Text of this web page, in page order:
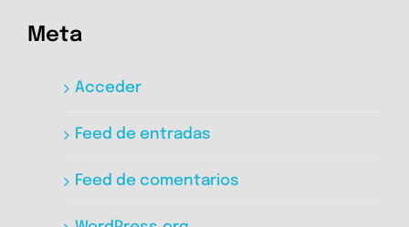
Meta
Acceder
Feed de entradas
Feed de comentarios